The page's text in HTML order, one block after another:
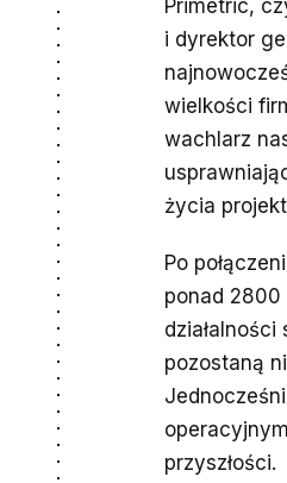
Primetric,
i dyrektor
wielkości
wachlarz
życia
Po
ponad 2800
pozostaną
przyszłości.